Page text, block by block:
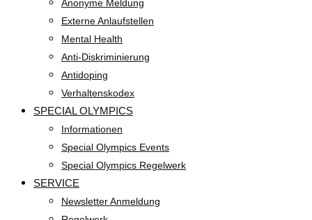
Anonyme Meldung
Externe Anlaufstellen
Mental Health
Anti-Diskriminierung
Antidoping
Verhaltenskodex
SPECIAL OLYMPICS
Informationen
Special Olympics Events
Special Olympics Regelwerk
SERVICE
Newsletter Anmeldung